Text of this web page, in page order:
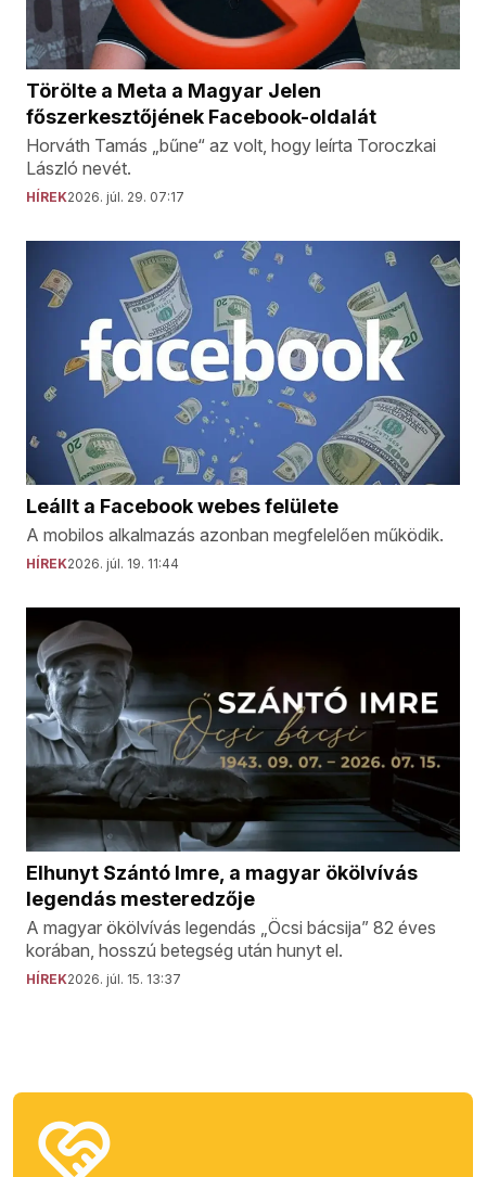
Törölte a Meta a Magyar Jelen
főszerkesztőjének Facebook-oldalát
Horváth Tamás „bűne“ az volt, hogy leírta Toroczkai
László nevét.
HÍREK2026. júl. 29. 07:17
Leállt a Facebook webes felülete
A mobilos alkalmazás azonban megfelelően működik.
HÍREK2026. júl. 19. 11:44
Elhunyt Szántó Imre, a magyar ökölvívás
legendás mesteredzője
A magyar ökölvívás legendás „Öcsi bácsija” 82 éves
korában, hosszú betegség után hunyt el.
HÍREK2026. júl. 15. 13:37